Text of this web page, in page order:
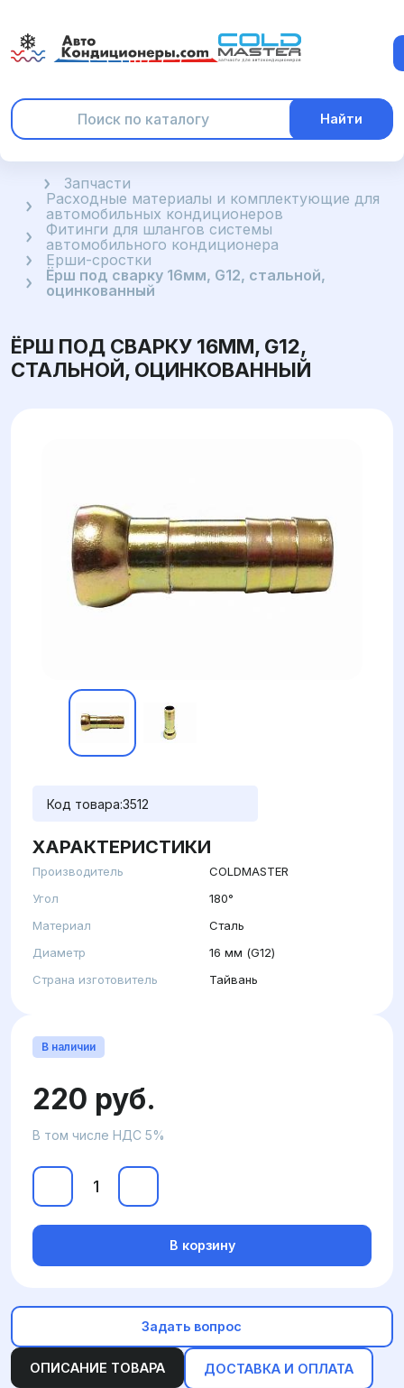
Найти
ГлавнаяЗапчасти
Расходные материалы и комплектующие для
автомобильных кондиционеров
Фитинги для шлангов системы
автомобильного кондиционера
Ерши-сростки
Ёрш под сварку 16мм, G12, стальной,
оцинкованный
ЁРШ ПОД СВАРКУ 16ММ, G12,
СТАЛЬНОЙ, ОЦИНКОВАННЫЙ
Код товара:3512
ХАРАКТЕРИСТИКИ
Производитель
COLDMASTER
Угол
180°
Материал
Сталь
Диаметр
16 мм (G12)
Страна изготовитель
Тайвань
ОПИСАНИЕ ТОВАРА ДОСТАВКА И ОПЛАТА
В наличии
220 руб.
В том числе НДС 5%
В корзину
Задать вопрос